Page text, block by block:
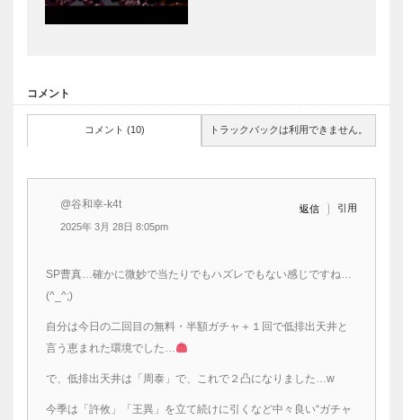
コメント
コメント (10) トラックバックは利用できません。
@谷和幸-k4t
2025年 3月 28日 8:05pm
返信 引用
SP曹真…確かに微妙で当たりでもハズレでもない感じですね…
(^_^;)
自分は今日の二回目の無料・半額ガチャ＋１回で低排出天井と
言う恵まれた環境でした…
で、低排出天井は「周泰」で、これで２凸になりました…w
今季は「許攸」「王異」を立て続けに引くなど中々良い“ガチャ